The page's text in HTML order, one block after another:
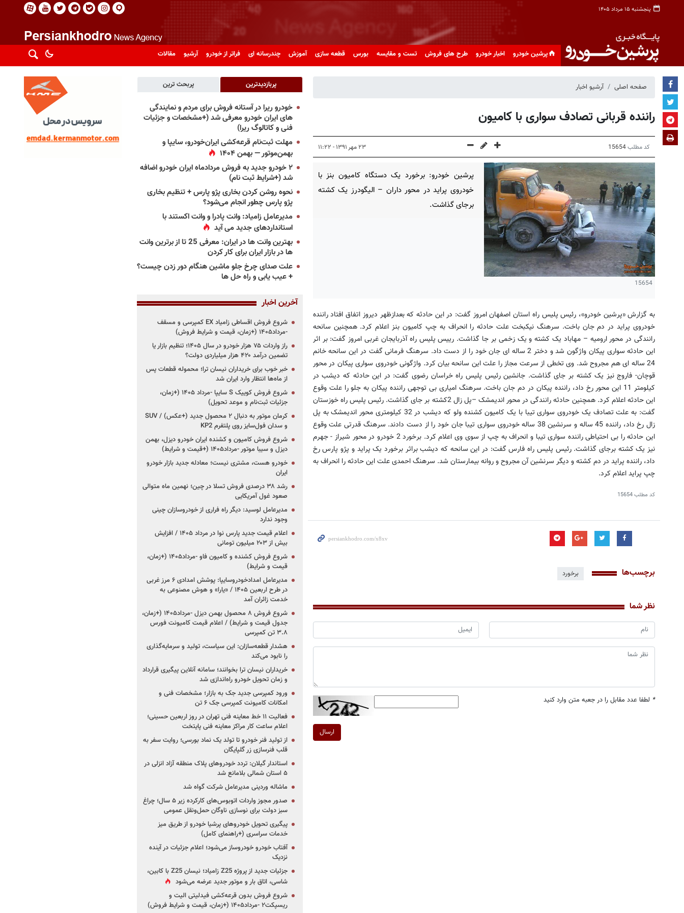
پنجشنبه ۱۵ مرداد ۱۴۰۵
پرشین خودرو اخبار خودرو طرح های فروش تست و مقایسه بورس قطعه سازی آموزش چندرسانه ای فراتر از خودرو آرشیو مقالات
صفحه اصلی آرشیو اخبار
راننده قربانی تصادف سواری با کامیون
کد مطلب15654 ۲۳ مهر ۱۳۹۱ - ۱۱:۲۲
15654
پرشین خودرو: برخورد یک دستگاه کامیون بنز با
خودروی پراید در محور داران – الیگودرز یک کشته
برجای گذاشت.
به گزارش «پرشین خودرو»، رئیس پلیس راه استان اصفهان امروز گفت: در این حادثه که بعدازظهر دیروز اتفاق افتاد راننده
خودروی پراید در دم جان باخت. سرهنگ نیکبخت علت حادثه را انحراف به چپ کامیون بنز اعلام کرد. همچنین سانحه
رانندگی در محور ارومیه – مهاباد یک کشته و یک زخمی بر جا گذاشت. رییس پلیس راه آذربایجان غربی امروز گفت: بر اثر
این حادثه سواری پیکان واژگون شد و دختر 2 ساله ای جان خود را از دست داد. سرهنگ فرمانی گفت در این سانحه خانم
24 ساله ای هم مجروح شد. وی تخطی از سرعت مجاز را علت این سانحه بیان کرد. واژگونی خودروی سواری پیکان در محور
قوچان- فاروج نیز یک کشته بر جای گذاشت. جانشین رئیس پلیس راه خراسان رضوی گفت: در این حادثه که دیشب در
کیلومتر 11 این محور رخ داد،‌ راننده پیکان در دم جان باخت. سرهنگ امیاری بی توجهی راننده پیکان به جلو را علت وقوع
این حادثه اعلام کرد. همچنین حادثه رانندگی در محور اندیمشک –پل زال 2کشته بر جای گذاشت. رئیس پلیس راه خوزستان
گفت: به علت تصادف یک خودروی سواری تیبا با یک کامیون کشنده ولو که دیشب در 32 کیلومتری محور اندیمشک به پل
زال رخ داد، راننده 45 ساله و سرنشین 38 ساله خودروی سواری تیبا جان خود را از دست دادند. سرهنگ قدرتی علت وقوع
این حادثه را بی احتیاطی راننده سواری تیبا و انحراف به چپ از سوی وی اعلام کرد. برخورد 2 خودرو در محور شیراز - جهرم
نیز یک کشته برجای گذاشت. رئیس پلیس راه فارس گفت: در این سانحه که دیشب براثر برخورد یک پراید و پژو پارس رخ
داد، راننده پراید در دم کشته و دیگر سرنشین آن مجروح و روانه بیمارستان شد. سرهنگ احمدی علت این حادثه را انحراف به
چپ پراید اعلام کرد.
کد مطلب15654
برچسب‌ها برخورد
نظر شما
* لطفا عدد مقابل را در جعبه متن وارد کنید
ارسال
پربازدیدترین پربحث ترین
خودرو ریرا در آستانه فروش برای مردم و نمایندگی
های ایران خودرو معرفی شد (+مشخصات و جزئیات
فنی و کاتالوگ ریرا)
مهلت ثبت‌نام قرعه‌کشی ایران‌خودرو، سایپا و
بهمن‌موتور — بهمن ۱۴۰۴
۲ خودرو جدید به فروش مردادماه ایران خودرو اضافه
شد (+شرایط ثبت نام)
نحوه روشن کردن بخاری پژو پارس + تنظیم بخاری
پژو پارس چطور انجام می‌شود؟
مدیرعامل زامیاد: وانت پادرا و وانت اکستند با
استانداردهای جدید می آید
بهترین وانت ها در ایران: معرفی 25 تا از برترین وانت
ها در بازار ایران برای کار کردن
علت صدای چرخ جلو ماشین هنگام دور زدن چیست؟
+ عیب یابی و راه حل ها
آخرین اخبار
شروع فروش اقساطی زامیاد EX کمپرسی و مسقف
-مرداد۱۴۰۵ (+زمان، قیمت و شرایط فروش)
راز واردات ۷۵ هزار خودرو در سال ۱۴۰۵؛ تنظیم بازار یا
تضمین درآمد ۴۲۰ هزار میلیاردی دولت؟
خبر خوب برای خریداران نیسان ترا؛ محموله قطعات پس
از ماه‌ها انتظار وارد ایران شد
شروع فروش کوییک S سایپا -مرداد ۱۴۰۵ (+زمان،
جزئیات ثبت‌نام و موعد تحویل)
کرمان موتور به دنبال ۲ محصول جدید (+عکس) / SUV
و سدان فول‌سایز روی پلتفرم KP2
شروع فروش کامیون و کشنده ایران خودرو دیزل، بهمن
دیزل و سیبا موتور -مرداد۱۴۰۵ (+قیمت و شرایط)
خودرو هست، مشتری نیست؛ معادله جدید بازار خودرو
ایران
رشد ۳۸ درصدی فروش تسلا در چین؛ نهمین ماه متوالی
صعود غول آمریکایی
مدیرعامل لوسید: دیگر راه فراری از خودروسازان چینی
وجود ندارد
اعلام قیمت جدید پارس نوا در مرداد ۱۴۰۵ / افزایش
بیش از ۲۰۳ میلیون تومانی
شروع فروش کشنده و کامیون فاو -مرداد۱۴۰۵ (+زمان،
قیمت و شرایط)
مدیرعامل امدادخودروسایپا: پوشش امدادی ۶ مرز غربی
در طرح اربعین ۱۴۰۵ / «یارا» و هوش مصنوعی به
خدمت زائران آمد
شروع فروش ۸ محصول بهمن دیزل -مرداد۱۴۰۵ (+زمان،
جدول قیمت و شرایط) / اعلام قیمت کامیونت فورس
۳.۸ تن کمپرسی
هشدار قطعه‌سازان: این سیاست، تولید و سرمایه‌گذاری
را نابود می‌کند
خریداران نیسان ترا بخوانند؛ سامانه آنلاین پیگیری قرارداد
و زمان تحویل خودرو راه‌اندازی شد
ورود کمپرسی جدید جک به بازار؛ مشخصات فنی و
امکانات کامیونت کمپرسی جک ۶ تن
فعالیت ۱۱ خط معاینه فنی تهران در روز اربعین حسینی؛
اعلام ساعت کار مراکز معاینه فنی پایتخت
از تولید فنر خودرو تا تولد یک نماد بورسی؛ روایت سفر به
قلب فنرسازی زر گلپایگان
استاندار گیلان: تردد خودروهای پلاک منطقه آزاد انزلی در
۵ استان شمالی بلامانع شد
ماشاله وردینی مدیرعامل شرکت گواه شد
صدور مجوز واردات اتوبوس‌های کارکرده زیر ۵ سال؛ چراغ
سبز دولت برای نوسازی ناوگان حمل‌ونقل عمومی
پیگیری تحویل خودروهای پرشیا خودرو از طریق میز
خدمات سراسری (+راهنمای کامل)
آفتاب خودرو خودروساز می‌شود؛ اعلام جزئیات در آینده
نزدیک
جزئیات جدید از پروژه Z25 زامیاد؛ نیسان Z25 با کابین،
شاسی، اتاق بار و موتور جدید عرضه می‌شود
شروع فروش بدون قرعه‌کشی فیدلیتی الیت و
ریسپکت۲ -مرداد۱۴۰۵ (+زمان، قیمت و شرایط فروش)